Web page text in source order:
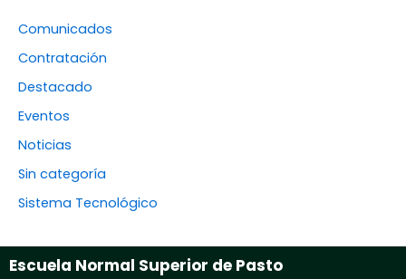
Comunicados
Contratación
Destacado
Eventos
Noticias
Sin categoría
Sistema Tecnológico
Escuela Normal Superior de Pasto